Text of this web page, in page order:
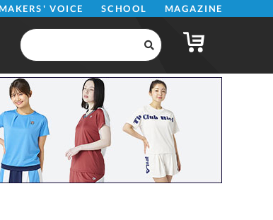
MAKERS' VOICE SCHOOL MAGAZINE